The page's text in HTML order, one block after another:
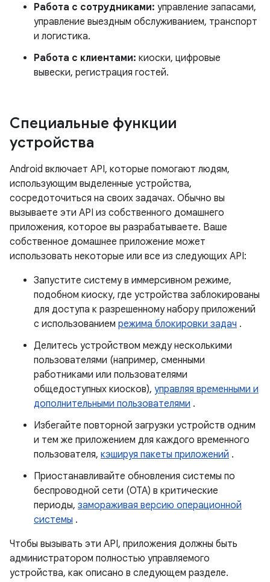
Работа с сотрудниками: управление запасами,
управление выездным обслуживанием, транспорт
и логистика.
Работа с клиентами: киоски, цифровые
вывески, регистрация гостей.
Специальные функции
устройства
Android включает API, которые помогают людям,
использующим выделенные устройства,
сосредоточиться на своих задачах. Обычно вы
вызываете эти API из собственного домашнего
приложения, которое вы разрабатываете. Ваше
собственное домашнее приложение может
использовать некоторые или все из следующих API:
Запустите систему в иммерсивном режиме,
подобном киоску, где устройства заблокированы
для доступа к разрешенному набору приложений
с использованием режима блокировки задач .
Делитесь устройством между несколькими
пользователями (например, сменными
работниками или пользователями
общедоступных киосков), управляя временными и
дополнительными пользователями .
Избегайте повторной загрузки устройств одним
и тем же приложением для каждого временного
пользователя, кэшируя пакеты приложений .
Приостанавливайте обновления системы по
беспроводной сети (OTA) в критические
периоды, замораживая версию операционной
системы .
Чтобы вызывать эти API, приложения должны быть
администратором полностью управляемого
устройства, как описано в следующем разделе.